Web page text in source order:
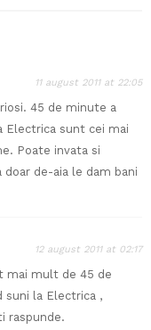
11 august 2011 at 22:05
45 de minute a
Electrica sunt cei mai
Poate invata si
de-aia le dam bani
12 august 2011 at 02:17
mai mult de 45 de
suni la Electrica ,
raspunde.